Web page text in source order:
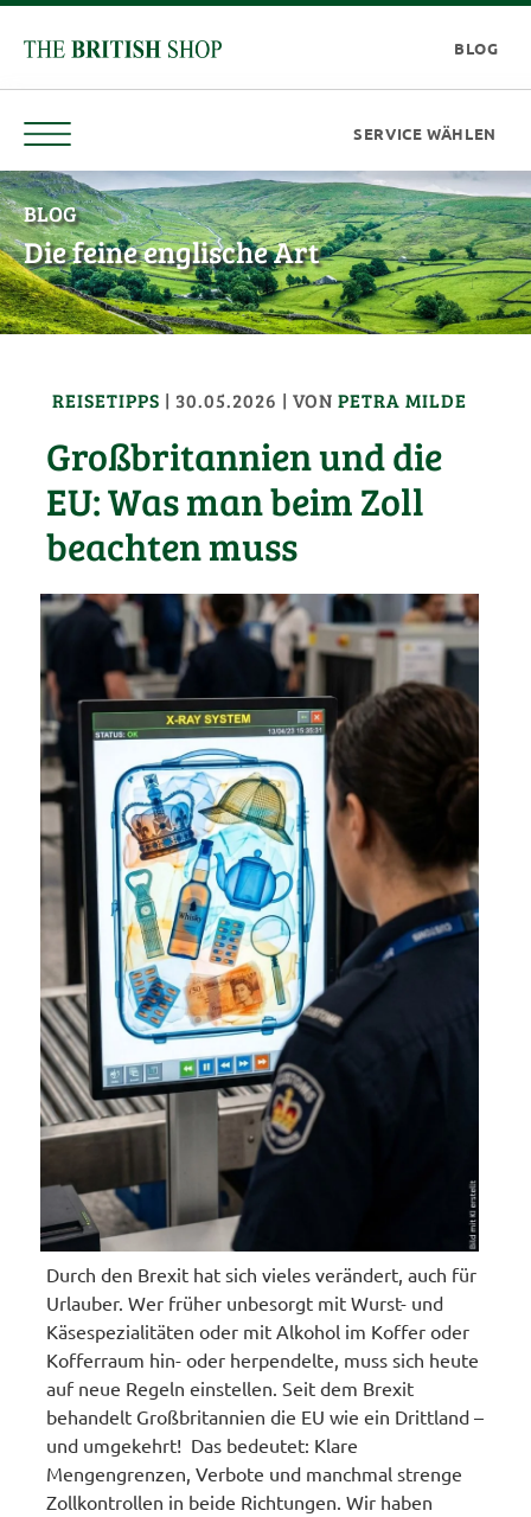
BLOG
Die feine englische Art
REISETIPPS | 30.05.2026 | VONPETRA MILDE
Großbritannien und die
EU: Was man beim Zoll
beachten muss
Durch den Brexit hat sich vieles verändert, auch für
Urlauber. Wer früher unbesorgt mit Wurst- und
Käsespezialitäten oder mit Alkohol im Koffer oder
Kofferraum hin- oder herpendelte, muss sich heute
auf neue Regeln einstellen. Seit dem Brexit
behandelt Großbritannien die EU wie ein Drittland –
und umgekehrt! Das bedeutet: Klare
Mengengrenzen, Verbote und manchmal strenge
Zollkontrollen in beide Richtungen. Wir haben